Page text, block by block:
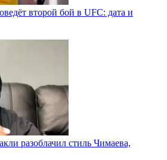
второй бой в UFC: дата и
разоблачил стиль Чимаева,